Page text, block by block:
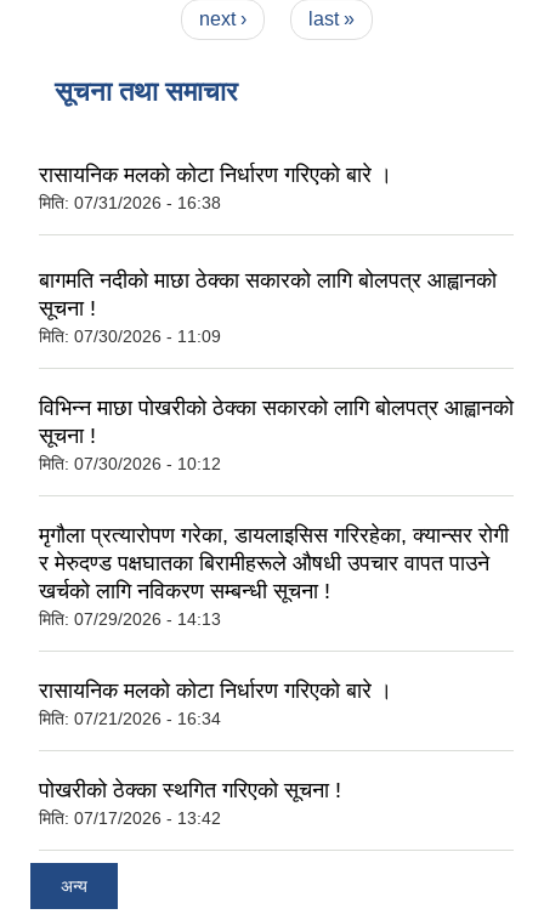
next ›
last »
सूचना तथा समाचार
रासायनिक मलको कोटा निर्धारण गरिएको बारे ।
मिति: 07/31/2026 - 16:38
बागमति नदीको माछा ठेक्का सकारको लागि बोलपत्र आह्वानको
सूचना !
मिति: 07/30/2026 - 11:09
विभिन्न माछा पोखरीको ठेक्का सकारको लागि बोलपत्र आह्वानको
सूचना !
मिति: 07/30/2026 - 10:12
मृगौला प्रत्यारोपण गरेका, डायलाइसिस गरिरहेका, क्यान्सर रोगी
र मेरुदण्ड पक्षघातका बिरामीहरूले औषधी उपचार वापत पाउने
खर्चको लागि नविकरण सम्बन्धी सूचना !
मिति: 07/29/2026 - 14:13
रासायनिक मलको कोटा निर्धारण गरिएको बारे ।
मिति: 07/21/2026 - 16:34
पोखरीको ठेक्का स्थगित गरिएको सूचना !
मिति: 07/17/2026 - 13:42
अन्य